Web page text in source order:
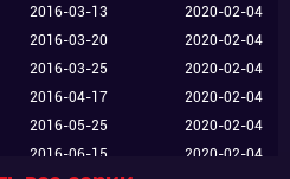
плана по
они заняты чем-то
и захватывающим.
здесь уделено не
2016-03-13
2020-02-04
2016-03-20
2020-02-04
2016-03-25
2020-02-04
2016-04-17
2020-02-04
2016-05-25
2020-02-04
2016-06-15
2020-02-04